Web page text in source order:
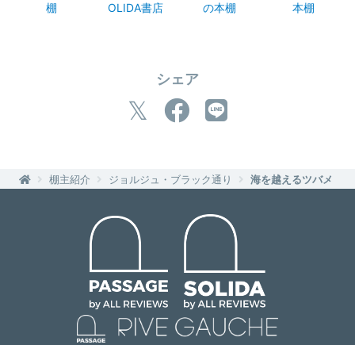
棚
OLIDA書店
の本棚
本棚
シェア
棚主紹介 ジョルジュ・ブラック通り 海を越えるツバメ